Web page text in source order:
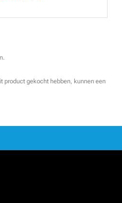
product gekocht hebben, kunnen een